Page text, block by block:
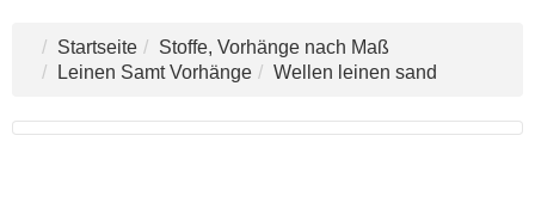
Startseite
Stoffe, Vorhänge nach Maß
Leinen Samt Vorhänge
Wellen leinen sand